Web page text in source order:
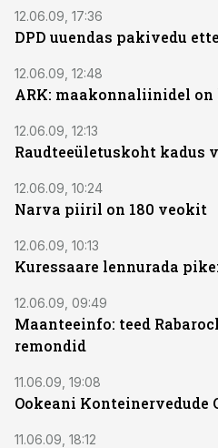
12.06.09, 17:36
DPD uuendas pakivedu
12.06.09, 12:48
ARK: maakonnaliinidel
12.06.09, 12:13
Raudteeületuskoht kadus
12.06.09, 10:24
Narva piiril on 180 veokit
12.06.09, 10:13
Kuressaare lennurada
12.06.09, 09:49
Maanteeinfo: teed
remondid
11.06.09, 19:08
Ookeani Konteinervedude
11.06.09, 18:12